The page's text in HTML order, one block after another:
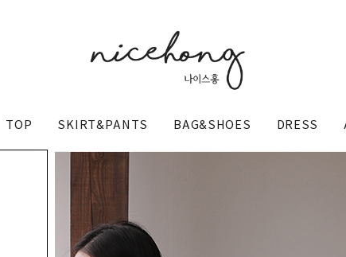
TOP SKIRT&PANTS BAG&SHOES DRESS